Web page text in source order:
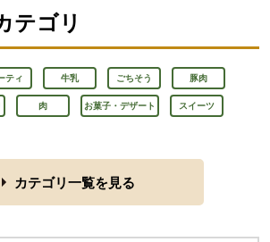
テゴリ
ティ 牛乳 ごちそう 豚肉
肉 お菓子・デザート スイーツ
カテゴリ一覧を見る